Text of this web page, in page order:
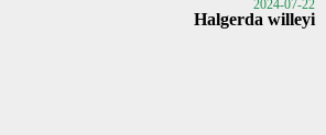
2024-07-22
Halgerda willeyi